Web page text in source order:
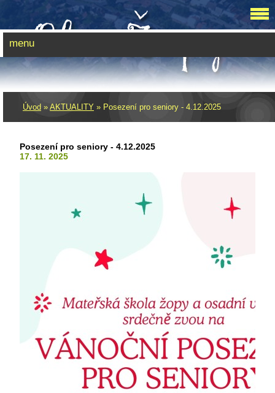
Úvod » AKTUALITY » Posezení pro seniory - 4.12.2025
Posezení pro seniory - 4.12.2025
17. 11. 2025
menu